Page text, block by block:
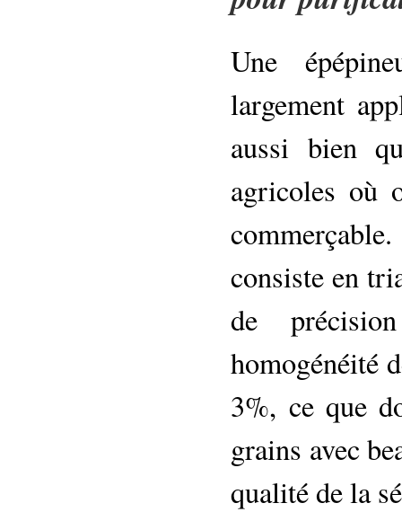
Une
largement
aussi bien
agricoles où
consiste en
de
homogénéité
3%, ce que
grains avec
qualité de la